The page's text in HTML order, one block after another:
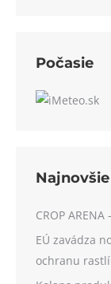
Počasie
CROP
EÚ zavádza
ochranu